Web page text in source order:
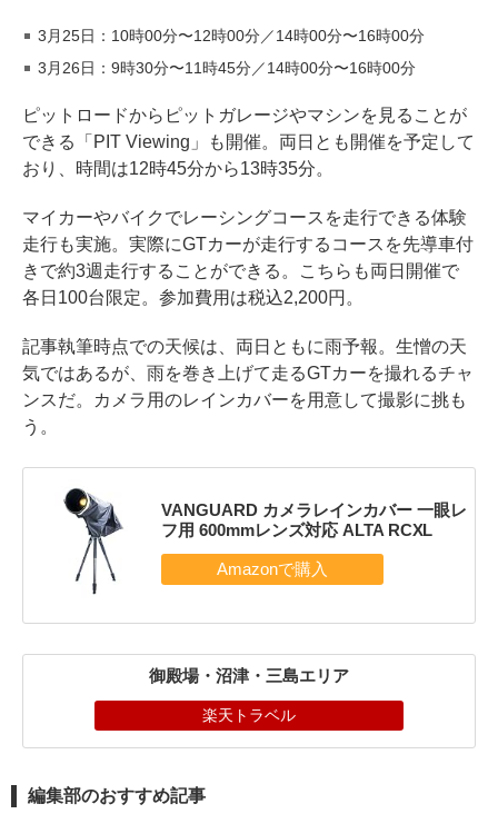
3月25日：10時00分〜12時00分／14時00分〜16時00分
3月26日：9時30分〜11時45分／14時00分〜16時00分
ピットロードからピットガレージやマシンを見ることが
できる「PIT Viewing」も開催。両日とも開催を予定して
おり、時間は12時45分から13時35分。
マイカーやバイクでレーシングコースを走行できる体験
走行も実施。実際にGTカーが走行するコースを先導車付
きで約3週走行することができる。こちらも両日開催で
各日100台限定。参加費用は税込2,200円。
記事執筆時点での天候は、両日ともに雨予報。生憎の天
気ではあるが、雨を巻き上げて走るGTカーを撮れるチャ
ンスだ。カメラ用のレインカバーを用意して撮影に挑も
う。
VANGUARD カメラレインカバー 一眼レ
フ用 600mmレンズ対応 ALTA RCXL
御殿場・沼津・三島エリア
楽天トラベル
編集部のおすすめ記事